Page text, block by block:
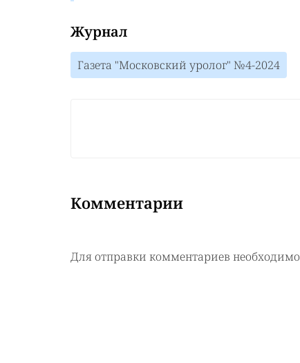
Журнал
Газета "Московский уролог" №4-2024
Комментарии
Для отправки комментариев необходимо